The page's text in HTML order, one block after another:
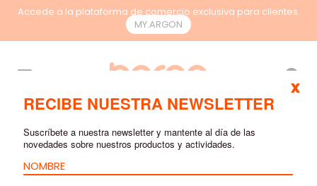
Accede a la plataforma de comercio exclusiva para clientes.
MY.ARGON
ACCESSORIOS
RECIBE NUESTRA NEWSLETTER
Suscríbete a nuestra newsletter y mantente al día de las
novedades sobre nuestros productos y actividades.
x